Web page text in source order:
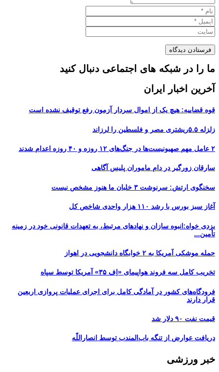
ما را در شبکه های اجتماعی دنبال کنید
آخرین اخبار ایران
قوه قضاییه: هیچ یک از اموال سردار آزمون رفع توقیف نشده است
زلزله ۵.۵ریشتری مصر و فلسطین را لرزاند
۲ عامل مهم صهیونیست‌ها در جنگ‌های ۱۲ روزه و ۴۰ روزه اعدام شدند
سارقان زورگیر در دام ماموران پلیس آگاهی
سخنگوی ارتش: سرنوشت ۳ خلبان ما هنوز مشخص نیست
آغاز سبز بورس با رشد ۱۱۰ هزار واحدی شاخص کل
یزدی خواه:انبوه سازان و نهادهای مرتبط، به تعهدات قانونی خود در زمینه
تأمین...
حمله موشکی آمریکا به ۲ خوابگاه دانشجویی در اهواز
تخریب کامل سه فروند هواپیمای «اِف ۳۵» آمریکا توسط سپاه
فرودگاه‌های کشور در آمادگی کامل برای اجرای عملیات پروازی اربعین
قرار دارند
قیمت نفت ۹۰ دلار شد
دریافت عوارض از تنگه باب‌المندب توسط انصاراللّه
خبر ورزشی